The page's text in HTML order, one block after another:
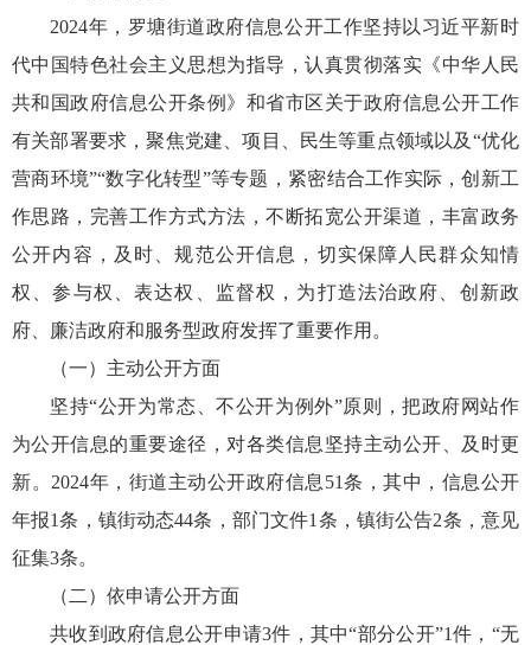
2024年，罗塘街道政府信息公开工作坚持以习近平新时
代中国特色社会主义思想为指导，认真贯彻落实《中华人民
共和国政府信息公开条例》和省市区关于政府信息公开工作
有关部署要求，聚焦党建、项目、民生等重点领域以及“优化
营商环境”“数字化转型”等专题，紧密结合工作实际，创新工
作思路，完善工作方式方法，不断拓宽公开渠道，丰富政务
公开内容，及时、规范公开信息，切实保障人民群众知情
权、参与权、表达权、监督权，为打造法治政府、创新政
府、廉洁政府和服务型政府发挥了重要作用。
（一）主动公开方面
坚持“公开为常态、不公开为例外”原则，把政府网站作
为公开信息的重要途径，对各类信息坚持主动公开、及时更
新。2024年，街道主动公开政府信息51条，其中，信息公开
年报1条，镇街动态44条，部门文件1条，镇街公告2条，意见
征集3条。
（二）依申请公开方面
共收到政府信息公开申请3件，其中“部分公开”1件，“无